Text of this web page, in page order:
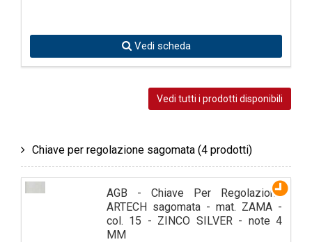
Vedi scheda
Vedi tutti i prodotti disponibili
Chiave per regolazione sagomata (4 prodotti)
AGB - Chiave Per Regolazione
ARTECH sagomata - mat. ZAMA -
col. 15 - ZINCO SILVER - note 4
MM